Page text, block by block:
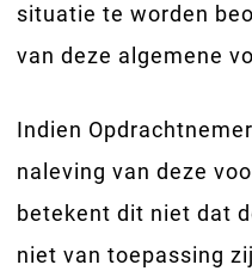
situatie te worden
van deze algemene
Indien
naleving van deze
betekent dit niet dat
niet van toepassing